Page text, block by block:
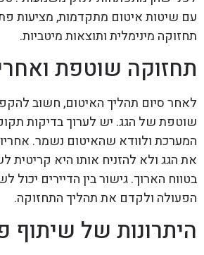
עם שיטות איטום מתקדמות, מציעות
תחזוקה מינימלית ותוצאות מיטביות.
תחזוקה שוטפת
לאחר סיום תהליך האיטום, חשוב
שוטפת של הגג. יש לערוך בדיקות
המערכת ולוודא שהאיטום נשמר.
את הגג ולא להזניח אותו היא קריטית
בטווח הארוך. גישור בין הדיירים יכול
הפעולה ולקדם את תהליך התחזוקה.
היתרונות של שיתוף